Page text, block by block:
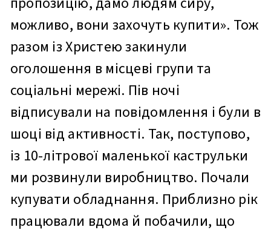
можливо, вони захочуть купити». Тож
разом із Христею закинули
оголошення в місцеві групи та
соціальні мережі. Пів ночі
відписували на повідомлення і були в
шоці від активності. Так, поступово,
із 10-літрової маленької каструльки
ми розвинули виробництво. Почали
купувати обладнання. Приблизно рік
працювали вдома й побачили, що